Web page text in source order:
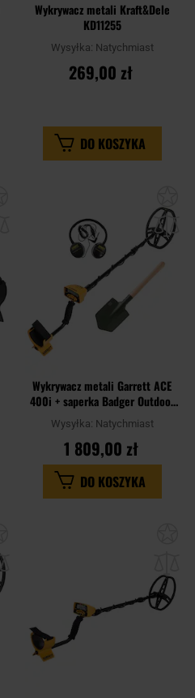
Wykrywacz metali Kraft&Dele
KD11255
Wysyłka: Natychmiast
269,00 zł
DO KOSZYKA
Wykrywacz metali Garrett ACE
400i + saperka Badger Outdoor
Forces Shovel - zestaw
Wysyłka: Natychmiast
1 809,00 zł
DO KOSZYKA